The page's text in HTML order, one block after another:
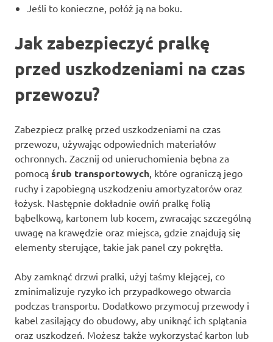
Jeśli to konieczne, połóż ją na boku.
Jak zabezpieczyć pralkę
przed uszkodzeniami na czas
przewozu?
Zabezpiecz pralkę przed uszkodzeniami na czas
przewozu, używając odpowiednich materiałów
ochronnych. Zacznij od unieruchomienia bębna za
pomocą śrub transportowych , które ograniczą jego
ruchy i zapobiegną uszkodzeniu amortyzatorów oraz
łożysk. Następnie dokładnie owiń pralkę folią
bąbelkową, kartonem lub kocem, zwracając szczególną
uwagę na krawędzie oraz miejsca, gdzie znajdują się
elementy sterujące, takie jak panel czy pokrętła.
Aby zamknąć drzwi pralki, użyj taśmy klejącej, co
zminimalizuje ryzyko ich przypadkowego otwarcia
podczas transportu. Dodatkowo przymocuj przewody i
kabel zasilający do obudowy, aby uniknąć ich splątania
oraz uszkodzeń. Możesz także wykorzystać karton lub